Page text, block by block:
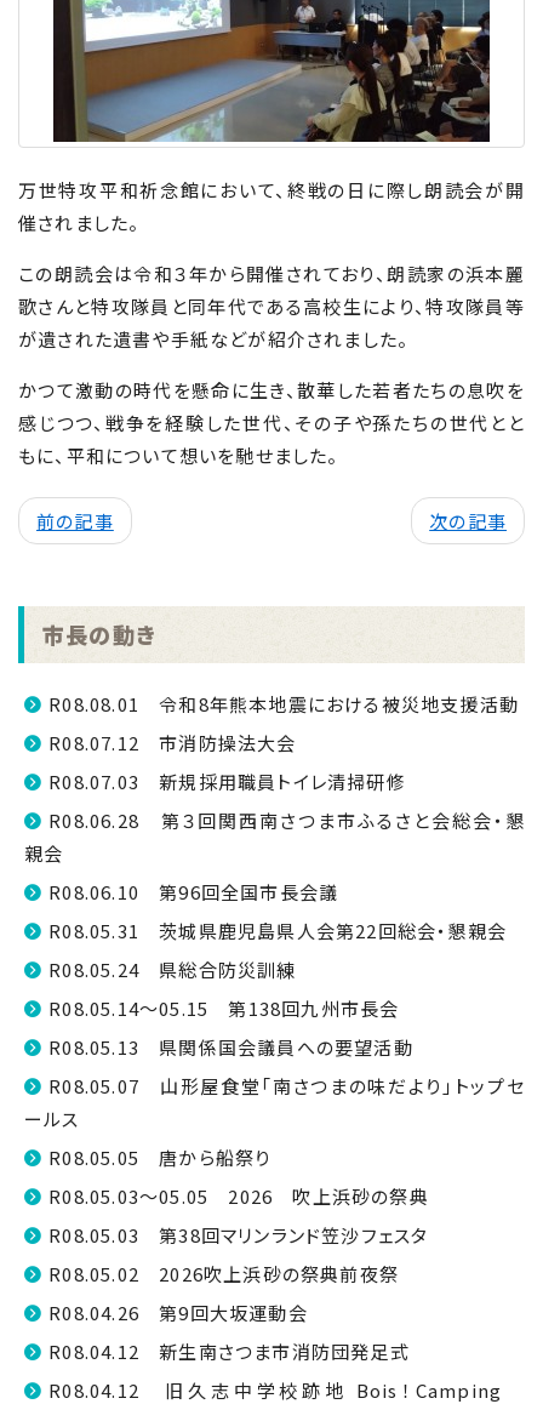
万世特攻平和祈念館において、終戦の日に際し朗読会が開
催されました。
この朗読会は令和３年から開催されており、朗読家の浜本麗
歌さんと特攻隊員と同年代である高校生により、特攻隊員等
が遺された遺書や手紙などが紹介されました。
かつて激動の時代を懸命に生き、散華した若者たちの息吹を
感じつつ、戦争を経験した世代、その子や孫たちの世代とと
もに、平和について想いを馳せました。
前の記事 次の記事
市長の動き
R08.08.01 令和8年熊本地震における被災地支援活動
R08.07.12 市消防操法大会
R08.07.03 新規採用職員トイレ清掃研修
R08.06.28 第３回関西南さつま市ふるさと会総会・懇
親会
R08.06.10 第96回全国市長会議
R08.05.31 茨城県鹿児島県人会第22回総会・懇親会
R08.05.24 県総合防災訓練
R08.05.14～05.15 第138回九州市長会
R08.05.13 県関係国会議員への要望活動
R08.05.07 山形屋食堂「南さつまの味だより」トップセ
ールス
R08.05.05 唐から船祭り
R08.05.03～05.05 2026 吹上浜砂の祭典
R08.05.03 第38回マリンランド笠沙フェスタ
R08.05.02 2026吹上浜砂の祭典前夜祭
R08.04.26 第9回大坂運動会
R08.04.12 新生南さつま市消防団発足式
R08.04.12 旧久志中学校跡地 Bois！Camping